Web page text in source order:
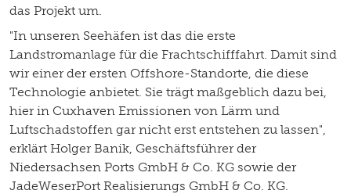
das Projekt um.
"In unseren Seehäfen ist das die erste
Landstromanlage für die Frachtschifffahrt. Damit sind
wir einer der ersten Offshore-Standorte, die diese
Technologie anbietet. Sie trägt maßgeblich dazu bei,
hier in Cuxhaven Emissionen von Lärm und
Luftschadstoffen gar nicht erst entstehen zu lassen",
erklärt Holger Banik, Geschäftsführer der
Niedersachsen Ports GmbH & Co. KG sowie der
JadeWeserPort Realisierungs GmbH & Co. KG.